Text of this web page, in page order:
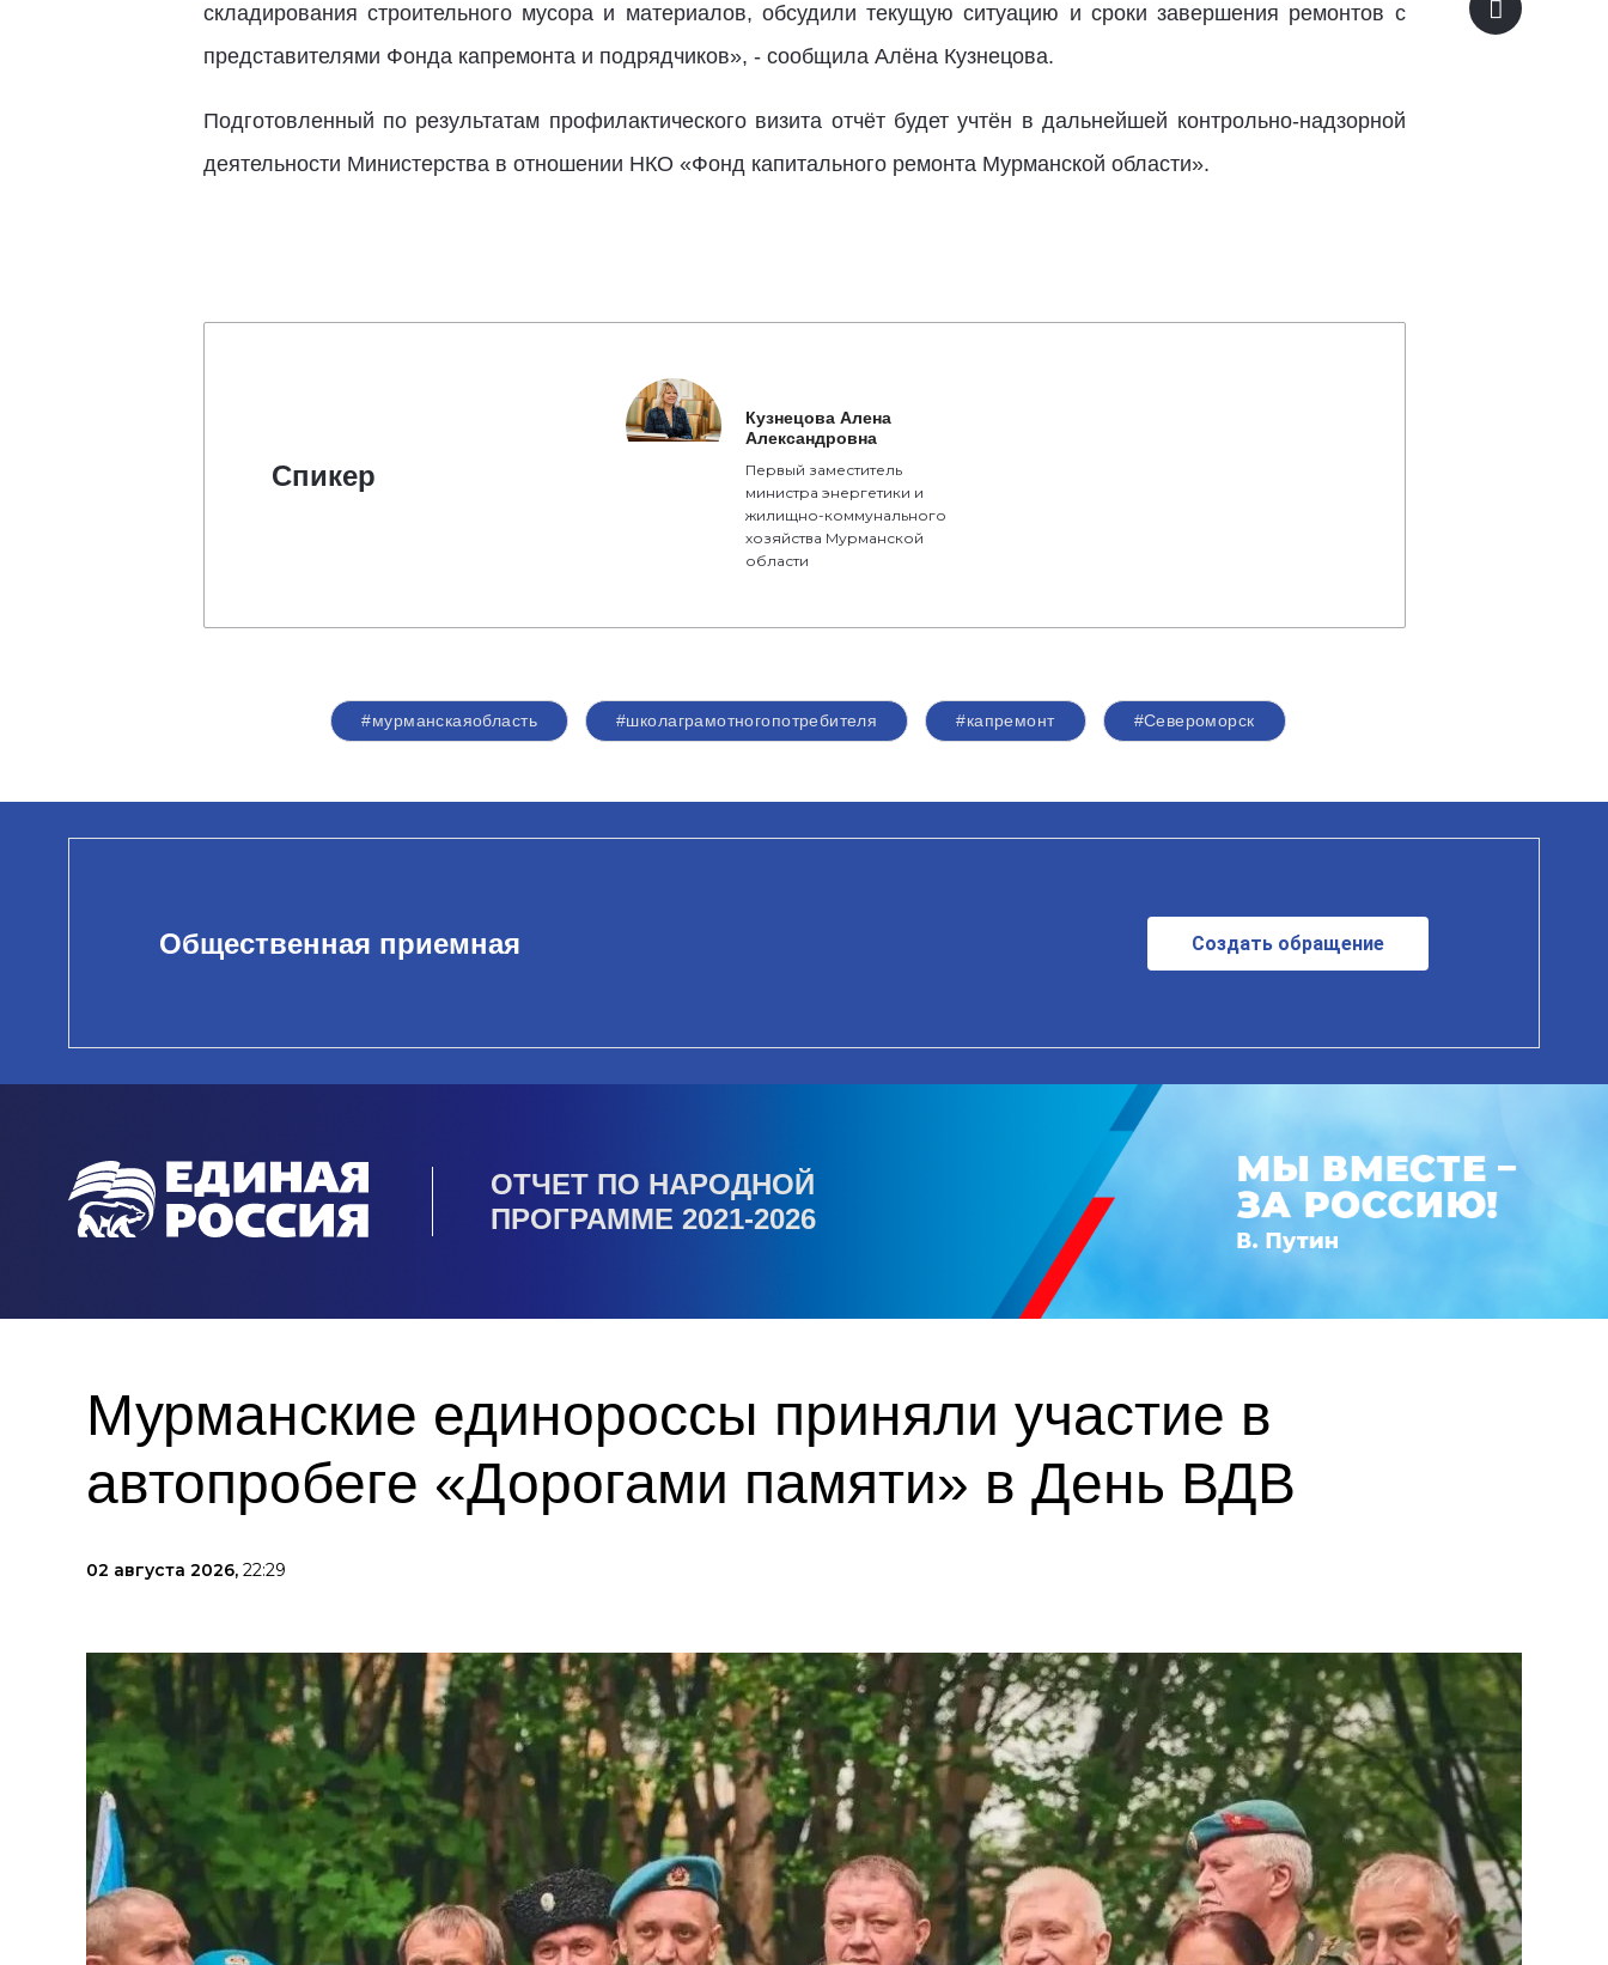
складирования строительного мусора и материалов, обсудили текущую ситуацию и сроки завершения ремонтов с
представителями Фонда капремонта и подрядчиков», - сообщила Алёна Кузнецова.
Подготовленный по результатам профилактического визита отчёт будет учтён в дальнейшей контрольно-надзорной
деятельности Министерства в отношении НКО «Фонд капитального ремонта Мурманской области».
Спикер
Кузнецова Алена
Александровна
Первый заместитель
министра энергетики и
жилищно-коммунального
хозяйства Мурманской
области
#мурманскаяобласть #школаграмотногопотребителя #капремонт #Североморск
Общественная приемная Создать обращение
ОТЧЕТ ПО НАРОДНОЙ
ПРОГРАММЕ 2021-2026
Мурманские единороссы приняли участие в
автопробеге «Дорогами памяти» в День ВДВ
02 августа 2026, 22:29